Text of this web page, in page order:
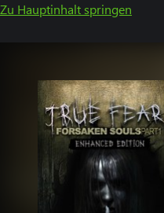
Zu Hauptinhalt springen